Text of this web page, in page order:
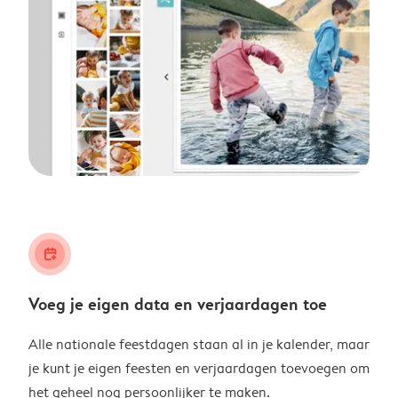
calendar_plus
Voeg je eigen data en verjaardagen toe
Alle nationale feestdagen staan al in je kalender, maar
je kunt je eigen feesten en verjaardagen toevoegen om
het geheel nog persoonlijker te maken.